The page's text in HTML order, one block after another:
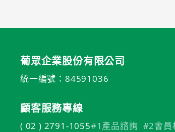
葡眾企業股份有限公司
統一編號：84591036
顧客服務專線
( 02 ) 2791-1055#1產品諮詢 #2會員